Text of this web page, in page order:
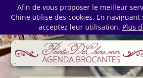
Afin de vous proposer le meilleur
Chine utilise des cookies. En naviguant
acceptez leur utilisation. Plus